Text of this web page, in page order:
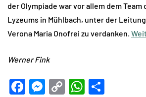
der Olympiade war vor allem dem Team
Lyzeums in Mühlbach, unter der
Verona Maria Onofrei zu verdanken.
Werner Fink
Facebook
Messenger
Copy